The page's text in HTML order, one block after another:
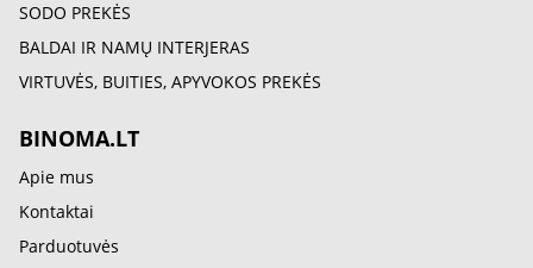
SODO PREKĖS
BALDAI IR NAMŲ INTERJERAS
VIRTUVĖS, BUITIES, APYVOKOS PREKĖS
BINOMA.LT
Apie mus
Kontaktai
Parduotuvės